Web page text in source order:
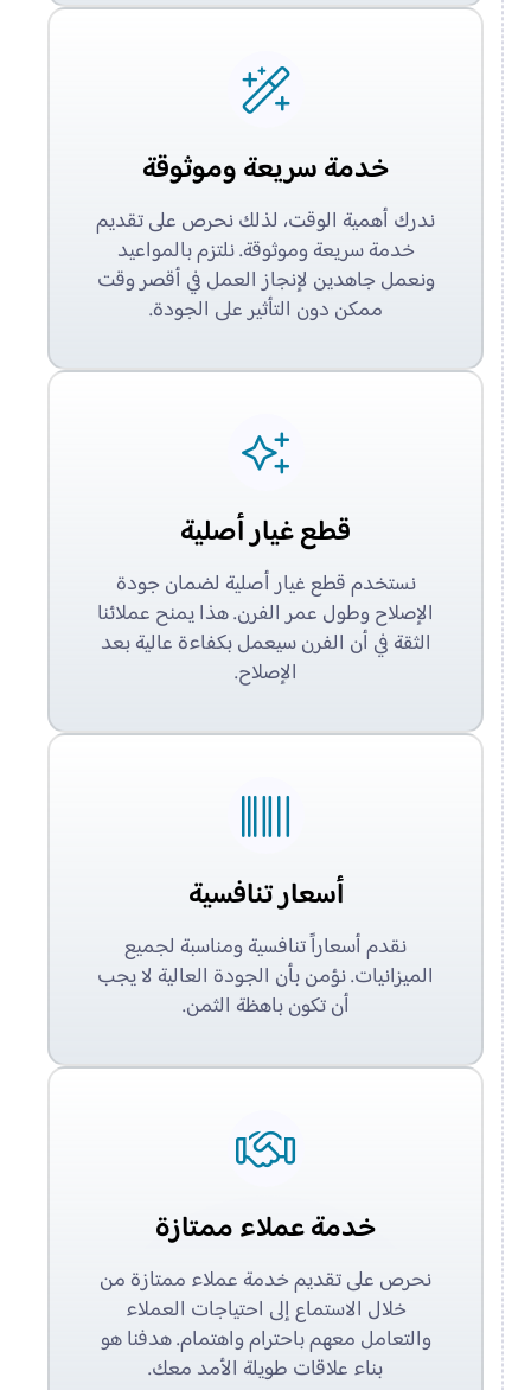
خدمة سريعة وموثوقة
ندرك أهمية الوقت، لذلك نحرص على تقديم
خدمة سريعة وموثوقة. نلتزم بالمواعيد
ونعمل جاهدين لإنجاز العمل في أقصر وقت
ممكن دون التأثير على الجودة.
قطع غيار أصلية
نستخدم قطع غيار أصلية لضمان جودة
الإصلاح وطول عمر الفرن. هذا يمنح عملائنا
الثقة في أن الفرن سيعمل بكفاءة عالية بعد
الإصلاح.
أسعار تنافسية
نقدم أسعاراً تنافسية ومناسبة لجميع
الميزانيات. نؤمن بأن الجودة العالية لا يجب
أن تكون باهظة الثمن.
خدمة عملاء ممتازة
نحرص على تقديم خدمة عملاء ممتازة من
خلال الاستماع إلى احتياجات العملاء
والتعامل معهم باحترام واهتمام. هدفنا هو
بناء علاقات طويلة الأمد معك.